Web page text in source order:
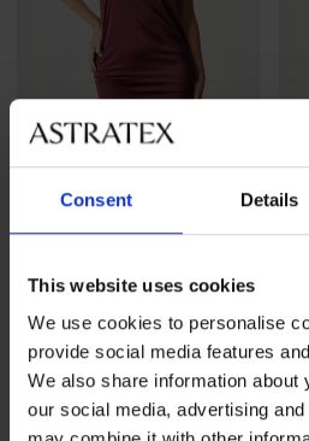
Consent Details
This website uses cookies
We use cookies to personalise
provide social media features
We also share information about
our social media, advertising
srajčka Luisa Satine
LIMITED